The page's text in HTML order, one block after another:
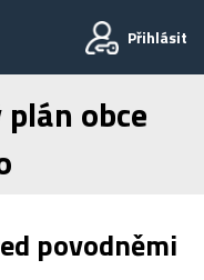
Přihlásit
obce
povodněmi